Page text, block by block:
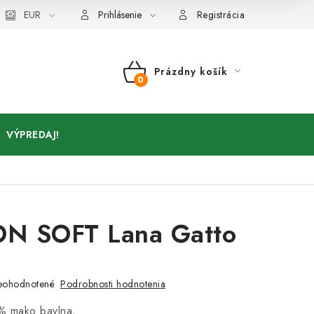
EUR Prihlásenie Registrácia
NÁKUPNÝ
Prázdny košík
VÝPREDAJ!
SOFT Lana Gatto
Podrobnosti hodnotenia
mako bavlna,